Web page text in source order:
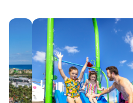
Články
Kontakt
Vyhledat plavbu